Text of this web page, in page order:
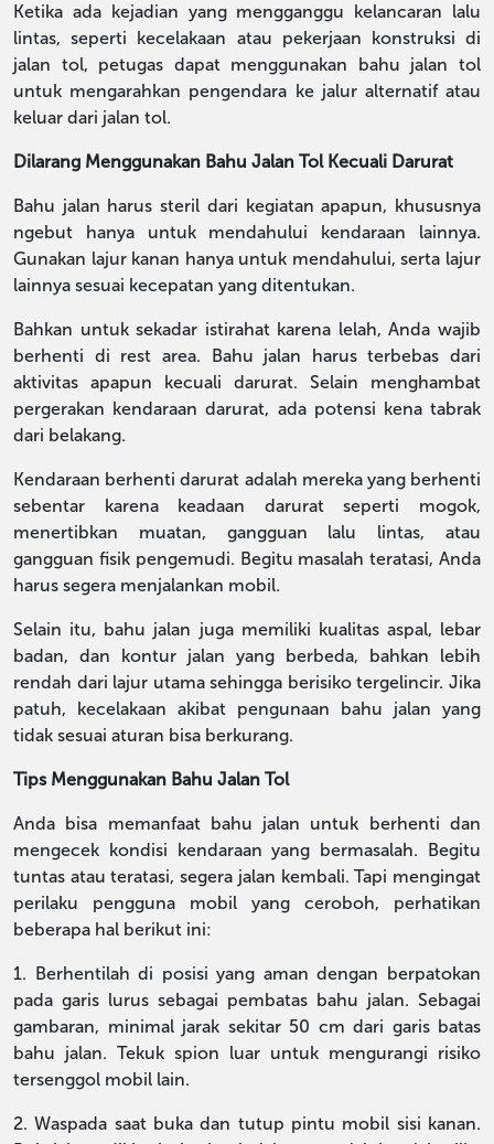
Ketika ada kejadian yang mengganggu kelancaran lalu
lintas, seperti kecelakaan atau pekerjaan konstruksi di
jalan tol, petugas dapat menggunakan bahu jalan tol
untuk mengarahkan pengendara ke jalur alternatif atau
keluar dari jalan tol.
Dilarang Menggunakan Bahu Jalan Tol Kecuali Darurat
Bahu jalan harus steril dari kegiatan apapun, khususnya
ngebut hanya untuk mendahului kendaraan lainnya.
Gunakan lajur kanan hanya untuk mendahului, serta lajur
lainnya sesuai kecepatan yang ditentukan.
Bahkan untuk sekadar istirahat karena lelah, Anda wajib
berhenti di rest area. Bahu jalan harus terbebas dari
aktivitas apapun kecuali darurat. Selain menghambat
pergerakan kendaraan darurat, ada potensi kena tabrak
dari belakang.
Kendaraan berhenti darurat adalah mereka yang berhenti
sebentar karena keadaan darurat seperti mogok,
menertibkan muatan, gangguan lalu lintas, atau
gangguan fisik pengemudi. Begitu masalah teratasi, Anda
harus segera menjalankan mobil.
Selain itu, bahu jalan juga memiliki kualitas aspal, lebar
badan, dan kontur jalan yang berbeda, bahkan lebih
rendah dari lajur utama sehingga berisiko tergelincir. Jika
patuh, kecelakaan akibat pengunaan bahu jalan yang
tidak sesuai aturan bisa berkurang.
Tips Menggunakan Bahu Jalan Tol
Anda bisa memanfaat bahu jalan untuk berhenti dan
mengecek kondisi kendaraan yang bermasalah. Begitu
tuntas atau teratasi, segera jalan kembali. Tapi mengingat
perilaku pengguna mobil yang ceroboh, perhatikan
beberapa hal berikut ini:
1. Berhentilah di posisi yang aman dengan berpatokan
pada garis lurus sebagai pembatas bahu jalan. Sebagai
gambaran, minimal jarak sekitar 50 cm dari garis batas
bahu jalan. Tekuk spion luar untuk mengurangi risiko
tersenggol mobil lain.
2. Waspada saat buka dan tutup pintu mobil sisi kanan.